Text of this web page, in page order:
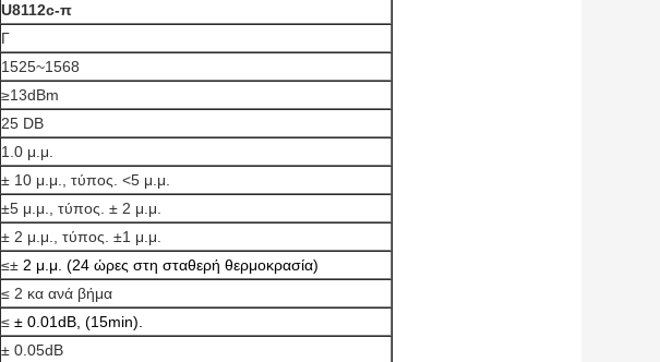
U8112c-π
Γ
1525~1568
≥13dBm
25 DB
1.0 μ.μ.
± 10 μ.μ., τύπος. <5 μ.μ.
±5 μ.μ., τύπος. ± 2 μ.μ.
± 2 μ.μ., τύπος. ±1 μ.μ.
≤± 2 μ.μ. (24 ώρες στη σταθερή θερμοκρασία)
≤ 2 κα ανά βήμα
≤ ± 0.01dB, (15min).
± 0.05dB